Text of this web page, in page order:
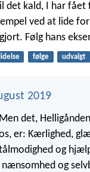
det kald, I har fået
ved at lide
Følg hans
lidelse følge udvalgt
2019
Men det,
er: Kærlighed,
og
og